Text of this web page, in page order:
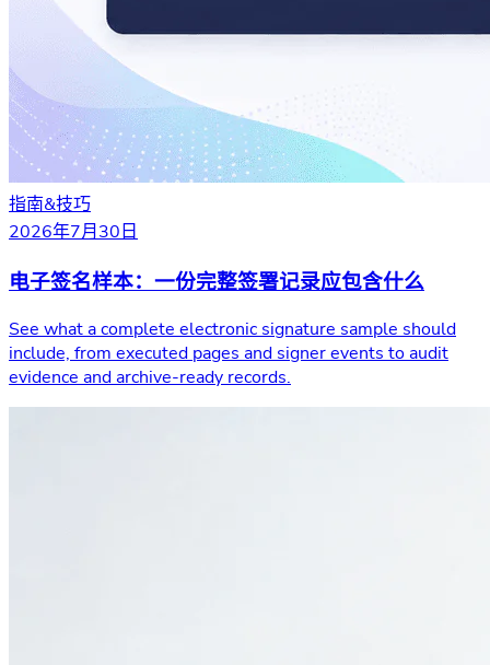
指南&技巧
2026年7月30日
电子签名样本：一份完整签署记录应包含什么
See what a complete electronic signature sample should
include, from executed pages and signer events to audit
evidence and archive-ready records.